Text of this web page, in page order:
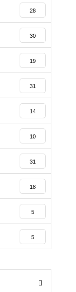
28
30
19
31
14
10
31
18
5
5